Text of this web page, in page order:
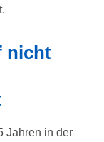
nicht
Jahren in der